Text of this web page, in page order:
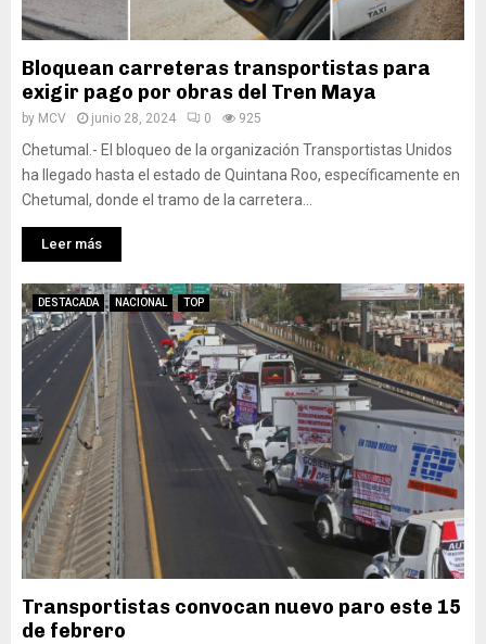
Bloquean carreteras transportistas para
exigir pago por obras del Tren Maya
by MCV junio 28, 2024 0 925
Chetumal.- El bloqueo de la organización Transportistas Unidos
ha llegado hasta el estado de Quintana Roo, específicamente en
Chetumal, donde el tramo de la carretera...
Leer más
DESTACADA NACIONAL TOP
Transportistas convocan nuevo paro este 15
de febrero